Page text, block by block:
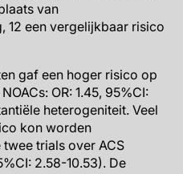
van
12 een vergelijkbaar risico
gaf een hoger risico op
OR: 1.45, 95%CI:
heterogeniteit. Veel
kon worden
trials over ACS
2.58-10.53). De